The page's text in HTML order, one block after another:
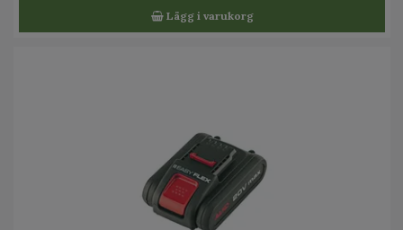
Lägg i varukorg